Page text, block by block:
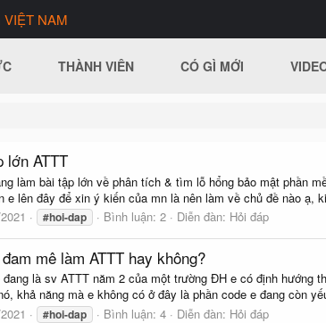
NAM
THÀNH VIÊN CÓ GÌ MỚI
lớn ATTT
làm bài tập lớn về phân tích & tìm lỗ hổng bảo mật phần
e lên đây để xin ý kiến của mn là nên làm về chủ đề nào ạ,
#hoi-dap Bình luận: 2 Diễn đàn: Hỏi đáp
mê làm ATTT hay không?
là sv ATTT năm 2 của một trường ĐH e có định
khả năng mà e không có ở đây là phần code e đang còn
#hoi-dap Bình luận: 4 Diễn đàn: Hỏi đáp